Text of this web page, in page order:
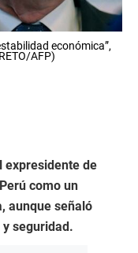
económica”,
AFP)
expresidente de
como un
aunque señaló
seguridad.